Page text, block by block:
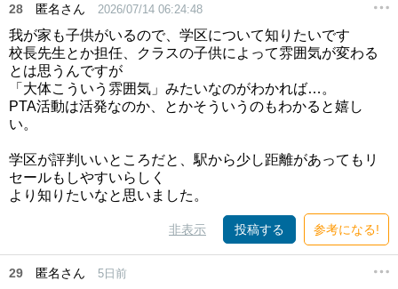
28 匿名さん 2026/07/14 06:24:48
我が家も子供がいるので、学区について知りたいです
校長先生とか担任、クラスの子供によって雰囲気が変わる
とは思うんですが
「大体こういう雰囲気」みたいなのがわかれば…。
PTA活動は活発なのか、とかそういうのもわかると嬉し
い。
学区が評判いいところだと、駅から少し距離があってもリ
セールもしやすいらしく
より知りたいなと思いました。
非表示 投稿する 参考になる!
29 匿名さん 5日前